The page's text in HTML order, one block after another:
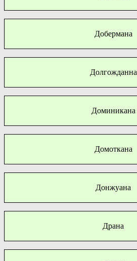
Добермана
Долгожданна
Доминикана
Домоткана
Донжуана
Драна